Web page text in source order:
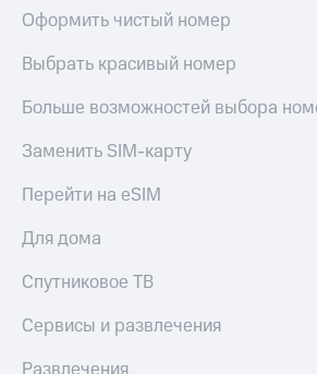
Оформить чистый номер
Выбрать красивый номер
Больше возможностей выбора
Заменить SIM-карту
Перейти на eSIM
Для дома
Спутниковое ТВ
Сервисы и развлечения